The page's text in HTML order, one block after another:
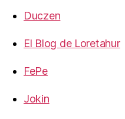
Duczen
El Blog de Loretahur
FePe
Jokin